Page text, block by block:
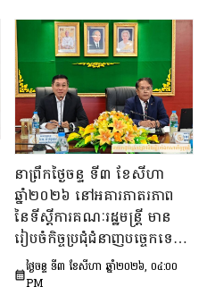
ព្រាង​គំរូ​របាយការណ៍​សង្ខេប​ស្ដីពី​
វឌ្ឍនភាព​និងសមិទ្ធផល​សំខាន់ៗ​
របស់​រាជរដ្ឋាភិបាល​នៃ​
ព្រះរាជាណាចក្រកម្ពុជា។
នាព្រឹកថ្ងៃចន្ទ ទី៣ ខែសីហា
ឆ្នាំ២០២៦ នៅអគារភាតរភាព
នៃទីស្តីការគណៈរដ្ឋមន្រ្តី មាន
រៀបចំកិច្ចប្រជុំជំនាញបច្ចេកទេស
ក្រោមអធិបតីភាព ឯកឧត្តម លី
ច័ន្ទតុលា រដ្ឋលេខាធិការទីស្តីការ
ថ្ងៃចន្ទ ទី៣ ខែសីហា ឆ្នាំ២០២៦, ០៤:០០
PM